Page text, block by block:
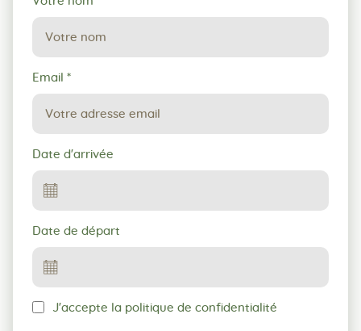
Email *
Date d'arrivée
Date de départ
J'accepte la politique de confidentialité